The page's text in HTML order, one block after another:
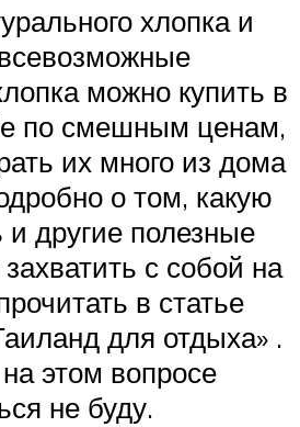
хлопка и
можно купить в
по смешным ценам,
их много из дома
о том, какую
другие полезные
с собой на
в статье
для отдыха» .
этом вопросе
не буду.